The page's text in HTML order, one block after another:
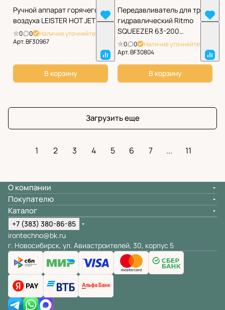
Ручной аппарат горячего
воздуха LEISTER HOT JET S
0 0
Наличие уточняйте
Арт.BF30967
В корзину
Передавливатель для труб
гидравлический Ritmo
SQUEEZER 63-200
HYDRAULIC
0 0
Наличие уточняйте
Арт.BF30804
В корзину
Загрузить еще
1 2 3 4 5 6 7 ... 11
О компании
Покупателю
Каталог
+7 (383) 380-86-85
irontechno@bk.ru
г. Новосибирск, ул. Авиастроителей, 30, корпус 5